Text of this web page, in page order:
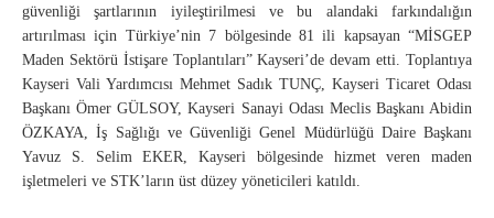
güvenliği şartlarının iyileştirilmesi ve bu alandaki farkındalığın
artırılması için Türkiye’nin 7 bölgesinde 81 ili kapsayan “MİSGEP
Maden Sektörü İstişare Toplantıları” Kayseri’de devam etti. Toplantıya
Kayseri Vali Yardımcısı Mehmet Sadık TUNÇ, Kayseri Ticaret Odası
Başkanı Ömer GÜLSOY, Kayseri Sanayi Odası Meclis Başkanı Abidin
ÖZKAYA, İş Sağlığı ve Güvenliği Genel Müdürlüğü Daire Başkanı
Yavuz S. Selim EKER, Kayseri bölgesinde hizmet veren maden
işletmeleri ve STK’ların üst düzey yöneticileri katıldı.